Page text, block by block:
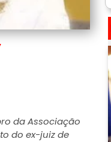
da Associação
do ex-juiz de